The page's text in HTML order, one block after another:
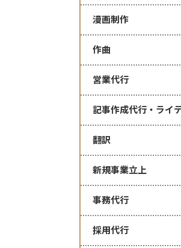
漫画制作
作曲
営業代行
記事作成代行・ライ
翻訳
新規事業立上
事務代行
採用代行